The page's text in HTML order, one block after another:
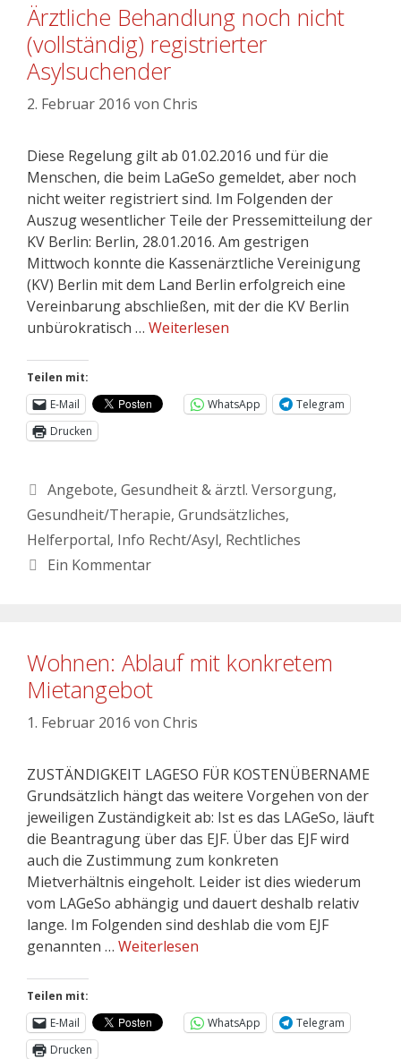
Ärztliche Behandlung noch nicht
(vollständig) registrierter
Asylsuchender
2. Februar 2016 von Chris
Diese Regelung gilt ab 01.02.2016 und für die
Menschen, die beim LaGeSo gemeldet, aber noch
nicht weiter registriert sind. Im Folgenden der
Auszug wesentlicher Teile der Pressemitteilung der
KV Berlin: Berlin, 28.01.2016. Am gestrigen
Mittwoch konnte die Kassenärztliche Vereinigung
(KV) Berlin mit dem Land Berlin erfolgreich eine
Vereinbarung abschließen, mit der die KV Berlin
unbürokratisch … Weiterlesen
Teilen mit:
E-Mail
WhatsApp
Telegram
Drucken
Angebote, Gesundheit & ärztl. Versorgung,
Gesundheit/Therapie, Grundsätzliches,
Helferportal, Info Recht/Asyl, Rechtliches
Ein Kommentar
Wohnen: Ablauf mit konkretem
Mietangebot
1. Februar 2016 von Chris
ZUSTÄNDIGKEIT LAGESO FÜR KOSTENÜBERNAME
Grundsätzlich hängt das weitere Vorgehen von der
jeweiligen Zuständigkeit ab: Ist es das LAGeSo, läuft
die Beantragung über das EJF. Über das EJF wird
auch die Zustimmung zum konkreten
Mietverhältnis eingeholt. Leider ist dies wiederum
vom LAGeSo abhängig und dauert deshalb relativ
lange. Im Folgenden sind deshlab die vom EJF
genannten … Weiterlesen
Teilen mit:
E-Mail
WhatsApp
Telegram
Drucken